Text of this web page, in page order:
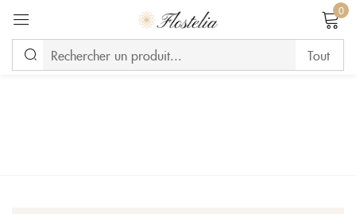
0
Se connecter